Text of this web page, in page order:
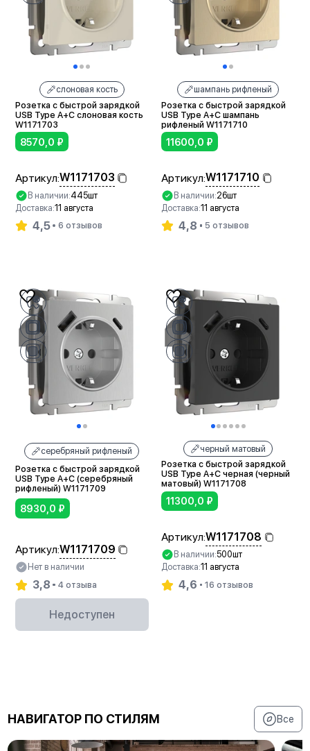
слоновая кость
Розетка с быстрой зарядкой
USB Type A+С слоновая кость
W1171703
8570,0 ₽
Артикул:W1171703
В наличии:445шт
Доставка:11 августа
4,5 6 отзывов
шампань рифленый
Розетка с быстрой зарядкой
USB Type A+С шампань
рифленый W1171710
11600,0 ₽
Артикул:W1171710
В наличии:26шт
Доставка:11 августа
4,8 5 отзывов
серебряный рифленый
Розетка с быстрой зарядкой
USB Type A+С (серебряный
рифленый) W1171709
8930,0 ₽
Артикул:W1171709
Нет в наличии
3,8 4 отзыва
Недоступен
черный матовый
Розетка с быстрой зарядкой
USB Type A+С черная (черный
матовый) W1171708
11300,0 ₽
Артикул:W1171708
В наличии:500шт
Доставка:11 августа
4,6 16 отзывов
НАВИГАТОР ПО СТИЛЯМ Все